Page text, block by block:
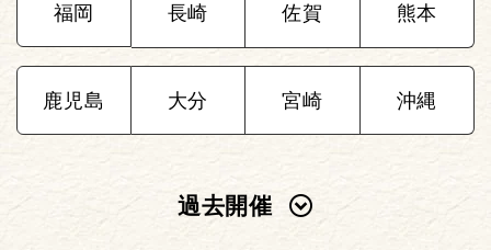
福岡 長崎 佐賀 熊本
鹿児島 大分 宮崎 沖縄
過去開催